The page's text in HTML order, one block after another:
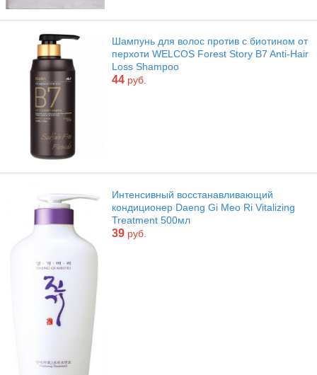
Шампунь для волос против с биотином от
перхоти WELCOS Forest Story B7 Anti-Hair
Loss Shampoo
44 руб.
Интенсивный восстанавливающий
кондиционер Daeng Gi Meo Ri Vitalizing
Treatment 500мл
39 руб.